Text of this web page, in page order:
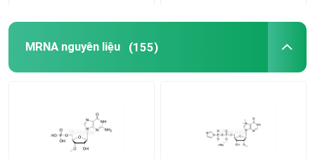
MRNA nguyên liệu (155)